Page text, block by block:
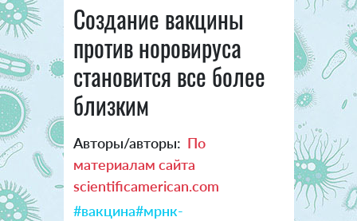
Создание вакцины
против норовируса
становится все более
близким
Авторы/авторы: По
материалам сайта
scientificamerican.com
#вакцина#мрнк-